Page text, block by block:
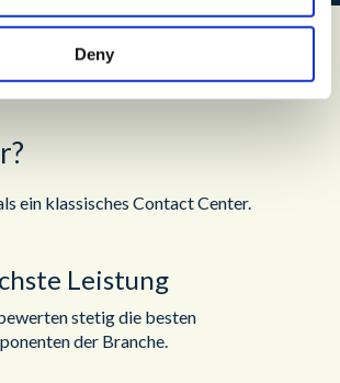
Deny
ein klassisches Contact Center.
Leistung
stetig die besten
der Branche.